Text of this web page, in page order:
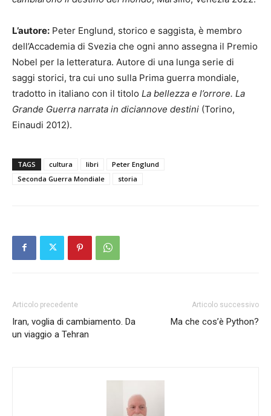
L’autore: Peter Englund, storico e saggista, è membro
dell’Accademia di Svezia che ogni anno assegna il Premio
Nobel per la letteratura. Autore di una lunga serie di
saggi storici, tra cui uno sulla Prima guerra mondiale,
tradotto in italiano con il titolo La bellezza e l’orrore. La
Grande Guerra narrata in diciannove destini (Torino,
Einaudi 2012).
TAGS cultura libri
Peter Englund
Seconda Guerra Mondiale
storia
Articolo precedente
Iran, voglia di cambiamento. Da
un viaggio a Tehran
Articolo successivo
Ma che cos’è Python?